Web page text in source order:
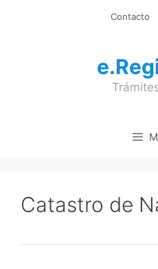
Contacto
Catastro de